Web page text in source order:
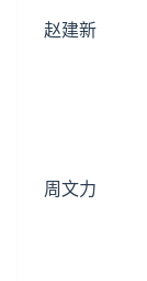
赵建新
周文力